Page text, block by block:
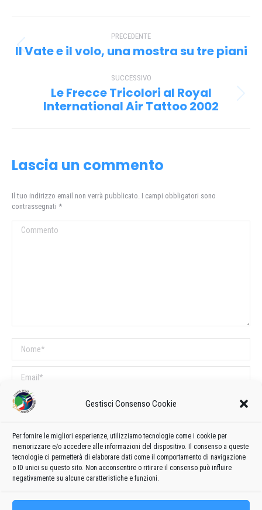
Gestisci Consenso Cookie
Per fornire le migliori esperienze, utilizziamo tecnologie come i cookie per
memorizzare e/o accedere alle informazioni del dispositivo. Il consenso a queste
tecnologie ci permetterà di elaborare dati come il comportamento di navigazione
o ID unici su questo sito. Non acconsentire o ritirare il consenso può influire
negativamente su alcune caratteristiche e funzioni.
tra
post
PRECEDENTE
Post
Il Vate e il volo, una mostra su tre piani
SUCCESSIVO
Prossimo
post:
Le Frecce Tricolori al Royal
International Air Tattoo 2002
Lascia un commento
Il tuo indirizzo email non verrà pubblicato. I campi obbligatori sono
contrassegnati *
Commento
Nome *
Email *
Sito web
COMMENTI SUL POST
Questo sito utilizza Akismet per ridurre lo spam.Scopri come vengono
elaborati i dati derivati dai commenti.